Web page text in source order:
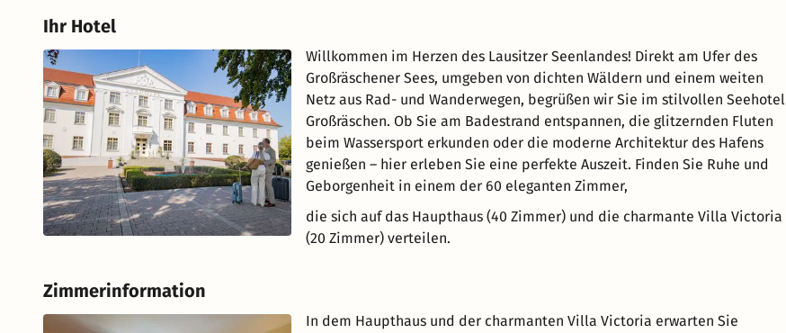
Ihr Hotel
Willkommen im Herzen des Lausitzer Seenlandes! Direkt am Ufer des
Großräschener Sees, umgeben von dichten Wäldern und einem weiten
Netz aus Rad- und Wanderwegen, begrüßen wir Sie im stilvollen Seehotel
Großräschen. Ob Sie am Badestrand entspannen, die glitzernden Fluten
beim Wassersport erkunden oder die moderne Architektur des Hafens
genießen – hier erleben Sie eine perfekte Auszeit. Finden Sie Ruhe und
Geborgenheit in einem der 60 eleganten Zimmer,
die sich auf das Haupthaus (40 Zimmer) und die charmante Villa Victoria
(20 Zimmer) verteilen.
Zimmerinformation
In dem Haupthaus und der charmanten Villa Victoria erwarten Sie